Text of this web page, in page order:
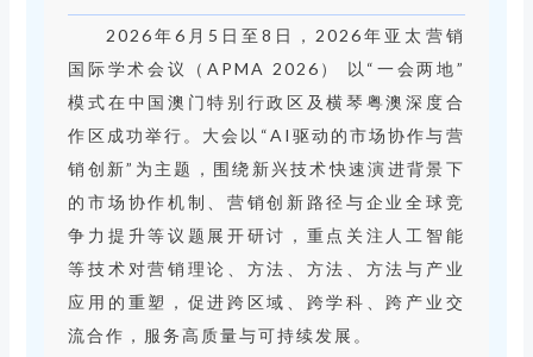
2026年6月5日至8日，2026年亚太营销
国际学术会议（APMA 2026） 以“一会两地”
模式在中国澳门特别行政区及横琴粤澳深度合
作区成功举行。大会以“AI驱动的市场协作与营
销创新”为主题，围绕新兴技术快速演进背景下
的市场协作机制、营销创新路径与企业全球竞
争力提升等议题展开研讨，重点关注人工智能
等技术对营销理论、方法、方法、方法与产业
应用的重塑，促进跨区域、跨学科、跨产业交
流合作，服务高质量与可持续发展。